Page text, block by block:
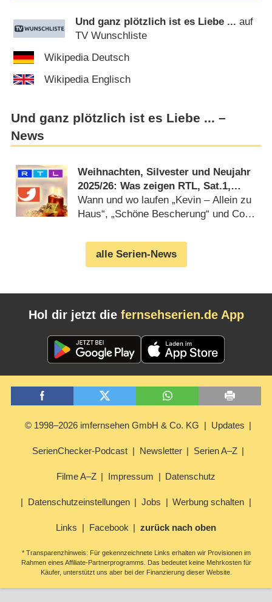
Und ganz plötzlich ist es Liebe ... auf
TV Wunschliste
Wikipedia Deutsch
Wikipedia Englisch
Und ganz plötzlich ist es Liebe ... –
News
Weihnachten, Silvester und Neujahr
2025/​26: Was zeigen RTL, Sat.1,
ProSieben und Co.?
Wann und wo laufen „Kevin – Allein zu
Haus“, „Schöne Bescherung“ und Co.?
alle Serien-News
Hol dir jetzt die fernsehserien.de App
© 1998–2026 imfernsehen GmbH & Co. KG Updates
SerienChecker-Podcast Newsletter Serien A–Z
Filme A–Z Impressum Datenschutz
Datenschutzeinstellungen Jobs Werbung schalten
Links Facebook zurück nach oben
* Transparenzhinweis: Für gekennzeichnete Links erhalten wir Provisionen im
Rahmen eines Affiliate-Partnerprogramms. Das bedeutet keine Mehrkosten für
Käufer, unterstützt uns aber bei der Finanzierung dieser Website.